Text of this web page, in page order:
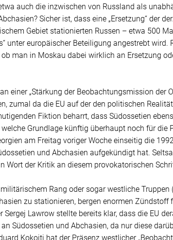
auch die inzwischen von Russland als
Sicher ist, dass eine „Ersetzung“ der
Gebiet stationierten Russen – etwa 500
unter europäischer Beteiligung angestrebt wird.
man in Moskau dabei wirklich an Ersetzung
einer „Stärkung der Beobachtungsmission der
zumal da die EU auf der den politischen
Fiktion beharrt, dass Südossetien
Grundlage künftig überhaupt noch für die
am Freitag voriger Woche einseitig die
und Abchasien aufgekündigt hat.
Wort der Kritik an diesem provokatorischen
Rang oder sogar westliche Truppen
zu stationieren, bergen enormen Zündstoff
Lawrow stellte bereits klar, dass die EU
Südossetien und Abchasien, da nur diese
Kokoiti hat der Präsenz westlicher